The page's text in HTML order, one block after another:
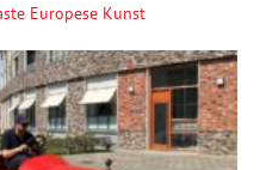
Europese Kunst